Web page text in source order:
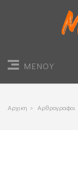
ΜΕΝΟΥ
Αρχικη > Αρθρογραφοι